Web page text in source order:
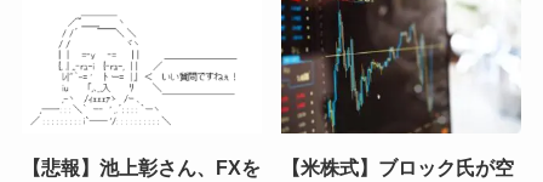
【悲報】池上彰さん、FXを
【米株式】ブロック氏が空